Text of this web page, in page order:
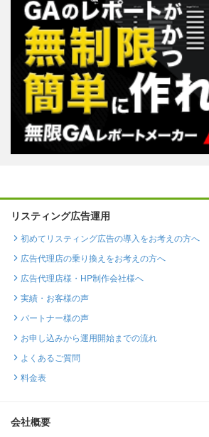
リスティング広告運用
初めてリスティング広告の導入をお考えの方へ
広告代理店の乗り換えをお考えの方へ
広告代理店様・HP制作会社様へ
実績・お客様の声
パートナー様の声
お申し込みから運用開始までの流れ
よくあるご質問
料金表
会社概要